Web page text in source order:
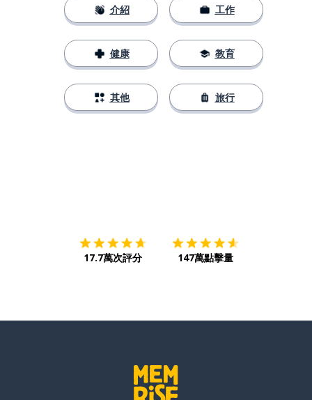
介紹
健康
其他
工作
教育
旅行
17.7萬次評分 147萬點擊量